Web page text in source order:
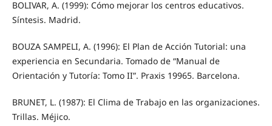
BOLIVAR, A. (1999): Cómo mejorar los centros educativos.
Síntesis. Madrid.
BOUZA SAMPELI, A. (1996): El Plan de Acción Tutorial: una
experiencia en Secundaria. Tomado de “Manual de
Orientación y Tutoría: Tomo II”. Praxis 19965. Barcelona.
BRUNET, L. (1987): El Clima de Trabajo en las organizaciones.
Trillas. Méjico.